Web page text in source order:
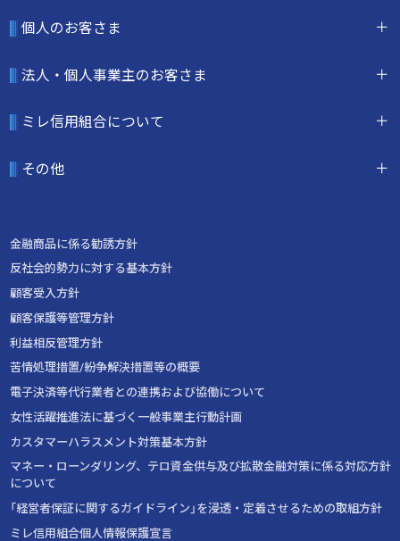
個人のお客さま
法人・個人事業主のお客さま
ミレ信用組合について
その他
金融商品に係る勧誘方針
反社会的勢力に対する基本方針
顧客受入方針
顧客保護等管理方針
利益相反管理方針
苦情処理措置/紛争解決措置等の概要
電子決済等代行業者との連携および協働について
女性活躍推進法に基づく一般事業主行動計画
カスタマーハラスメント対策基本方針
マネー・ローンダリング、テロ資金供与及び拡散金融対策に係る対応方針
について
「経営者保証に関するガイドライン」を浸透・定着させるための取組方針
ミレ信用組合個人情報保護宣言